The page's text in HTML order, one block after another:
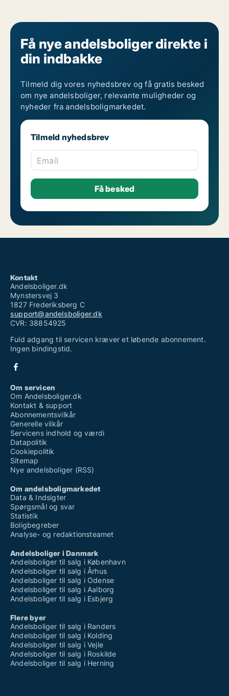
Få nye andelsboliger direkte i
din indbakke
Tilmeld dig vores nyhedsbrev og få gratis besked
om nye andelsboliger, relevante muligheder og
nyheder fra andelsboligmarkedet.
Tilmeld nyhedsbrev
Email
Kontakt
Andelsboliger.dk
Mynstersvej 3
1827 Frederiksberg C
support@andelsboliger.dk
CVR: 38854925
Fuld adgang til servicen kræver et løbende abonnement.
Ingen bindingstid.
Om servicen
Om Andelsboliger.dk
Kontakt & support
Abonnementsvilkår
Generelle vilkår
Servicens indhold og værdi
Datapolitik
Cookiepolitik
Sitemap
Nye andelsboliger (RSS)
Om andelsboligmarkedet
Data & Indsigter
Spørgsmål og svar
Statistik
Boligbegreber
Analyse- og redaktionsteamet
Andelsboliger i Danmark
Andelsboliger til salg i København
Andelsboliger til salg i Århus
Andelsboliger til salg i Odense
Andelsboliger til salg i Aalborg
Andelsboliger til salg i Esbjerg
Flere byer
Andelsboliger til salg i Randers
Andelsboliger til salg i Kolding
Andelsboliger til salg i Vejle
Andelsboliger til salg i Roskilde
Andelsboliger til salg i Herning